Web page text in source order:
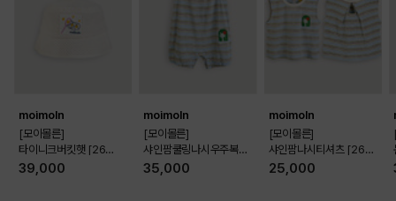
moimoln
[모이몰른]
타이니크버킷햇 [26
여름]
39,000
moimoln
[모이몰른]
샤인팜쿨링나시우주복
[26 여름]
35,000
moimoln
[모이몰른]
샤인팜나시티셔츠 [26
여름]
25,000